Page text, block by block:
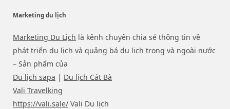
Marketing du lịch
Marketing Du Lịch là kênh chuyên chia sẻ thông tin về
phát triển du lịch và quảng bá du lịch trong và ngoài nước
– Sản phẩm của
Du lịch sapa | Du lịch Cát Bà
Vali Travelking
https://vali.sale/ Vali Du lịch